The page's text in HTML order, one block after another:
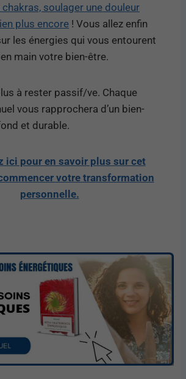
soulager une douleur
plus encore ! Vous allez enfin
les énergies qui vous entourent
main votre bien-être.
à rester passif/ve. Chaque
vous rapprochera d’un bien-
et durable.
ici pour en savoir plus sur cet
votre transformation
personnelle.